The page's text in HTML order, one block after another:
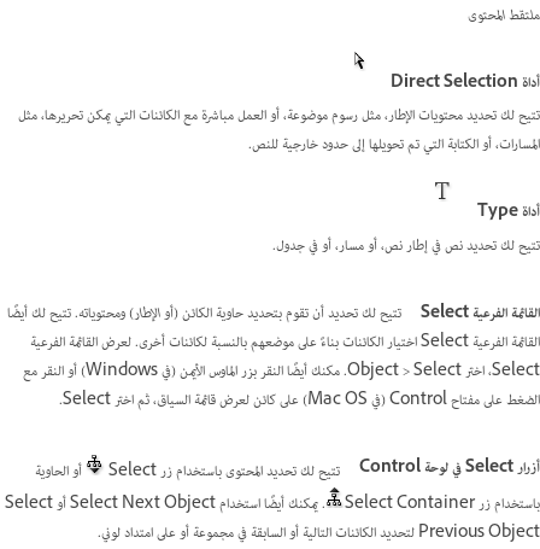
ملتقط المحتوى
أداة Direct Selection
تتيح لك تحديد محتويات الإطار، مثل رسوم موضوعة، أو العمل مباشرة مع الكائنات التي يمكن تحريرها، مثل
المسارات، أو الكتابة التي تم تحويلها إلى حدود خارجية للنص.
أداة Type
تتيح لك تحديد نص في إطار نص، أو مسار، أو في جدول.
القائمة الفرعية Select تتيح لك تحديد أن تقوم بتحديد حاوية الكائن (أوالإطار) ومحتوياته. تتيح لك أيضًا
القائمة الفرعية Select اختيار الكائنات بناءً على موضعهم بالنسبة لكائنات أخرى. لعرض القائمة الفرعية
Select، اختر Object > Select. مكنك أيضًا النقر بزر الماوس الأيمن (في Windows) أو النقر مع
الضغط على مفتاح Control (في Mac OS) على كائن لعرض قائمة السياق، ثم اختر Select.
أزرار Select في لوحة Control تتيح لك تحديد المحتوى باستخدام زر Select
أو الحاوية
باستخدام زر Select Container
. يمكنك أيضًا استخدام Select Next Object أو Select
Previous Object لتحديد الكائنات التالية أو السابقة في مجموعة أو على امتداد لوني.